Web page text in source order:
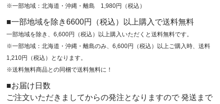
※一部地域：北海道・沖縄・離島 1,980円（税込）
■一部地域を除き6600円（税込）以上購入で送料無料
一部地域を除き、6,600円（税込）以上購入いただくと送料無料です。
※一部地域：北海道・沖縄・離島のみ、6,600円（税込）以上ご購入時、送料
1,210円（税込）となります。
※送料無料商品との同梱で送料無料に！
■お届け日数
ご注文いただきましてからの発注となりますので 発送まで